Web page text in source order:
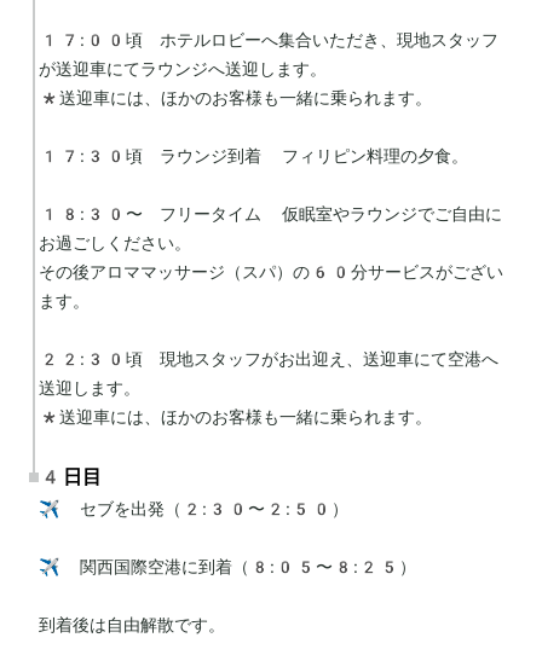
17:00頃　ホテルロビーへ集合いただき、現地スタッフ
が送迎車にてラウンジへ送迎します。
*送迎車には、ほかのお客様も一緒に乗られます。
17:30頃　ラウンジ到着 フィリピン料理の夕食。
18:30〜　フリータイム 仮眠室やラウンジでご自由に
お過ごしください。
その後アロママッサージ（スパ）の60分サービスがござい
ます。
22:30頃　現地スタッフがお出迎え、送迎車にて空港へ
送迎します。
*送迎車には、ほかのお客様も一緒に乗られます。
4日目
✈️ セブを出発（2:30〜2:50）
✈️ 関西国際空港に到着（8:05〜8:25）
到着後は自由解散です。